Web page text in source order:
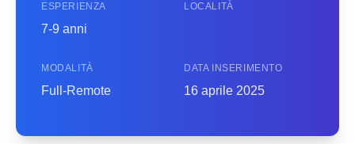
ESPERIENZA
7-9 anni
LOCALITÀ
MODALITÀ
Full-Remote
DATA INSERIMENTO
16 aprile 2025